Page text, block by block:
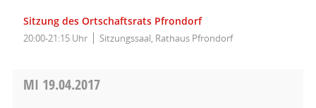
Sitzung des Ortschaftsrats Pfrondorf
20:00-21:15 Uhr Sitzungssaal, Rathaus Pfrondorf
MI 19.04.2017